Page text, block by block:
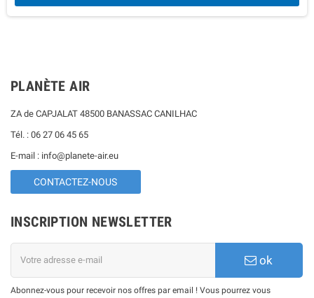
PLANÈTE AIR
ZA de CAPJALAT 48500 BANASSAC CANILHAC
Tél. : 06 27 06 45 65
E-mail : info@planete-air.eu
CONTACTEZ-NOUS
INSCRIPTION NEWSLETTER
ok
Abonnez-vous pour recevoir nos offres par email ! Vous pourrez vous